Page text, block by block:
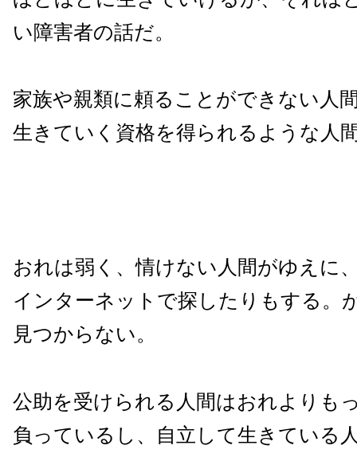
い障害者の話だ。
家族や親類に頼ることができない人
生きていく資格を得られるような人
おれは弱く、情けない人間がゆえに
インターネットで探したりもする。
見つからない。
公助を受けられる人間はおれよりも
負っているし、自立して生きている